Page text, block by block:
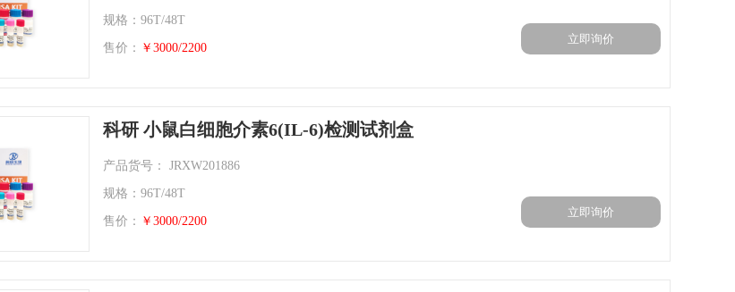
规格：96T/48T
售价： ￥3000/2200
立即询价
科研 小鼠白细胞介素6(IL-6)检测试剂盒
产品货号： JRXW201886
规格：96T/48T
售价： ￥3000/2200
立即询价